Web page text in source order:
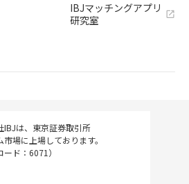
IBJマッチングアプリ
研究室
IBJは、東京証券取引所
市場に上場しております。
ード：6071）